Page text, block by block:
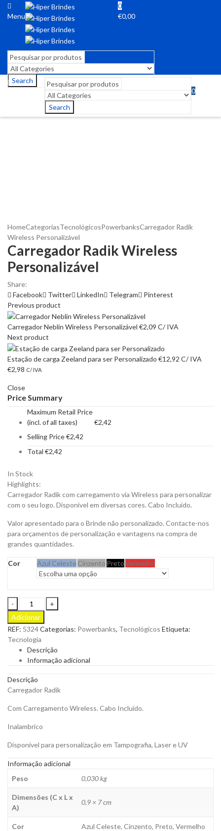
Menu
0
€0,00
Search
Search
0
HomeCategoriasTecnológicosPowerbanksCarregador Radik
Wireless Personalizável
Carregador Radik Wireless
Personalizável
Share:
Facebook
Twitter LinkedIn Telegram
Pinterest
Previous product
Carregador Neblin Wireless Personalizável €2,09 C/ IVA
Next product
Estação de carga Zeeland para ser Personalizado €12,92 C/ IVA
€2,98 C/ IVA
Close
Price Summary
Maximum Retail Price
(incl. of all taxes)
€2,42
Selling Price€2,42
Total €2,42
In Stock
Highlights:
Carregador Radik com carregamento via Wireless para personalizar
com o seu logo. Disponível em diversas cores. Cabo Incluído.
Valor apresentado para o Brinde não personalizado. Contacte-nos
para orçamentos de personalização e vantagens na compra de
grandes quantidades.
Cor Azul Celeste Cinzento PretoVermelho
Carregador
Radik
Wireless
Personalizável
quantity
Adicionar
REF: 5324Categorias: Powerbanks, Tecnológicos Etiqueta:
Tecnologia
Descrição
Informação adicional
Descrição
Carregador Radik
Com Carregamento Wireless. Cabo Incluído.
Inalambrico
Disponível para personalização em Tampografia, Laser e UV
Informação adicional
Peso
0,030 kg
Dimensões (C x L x
A)
0,9 × 7 cm
Cor Azul Celeste, Cinzento, Preto, Vermelho